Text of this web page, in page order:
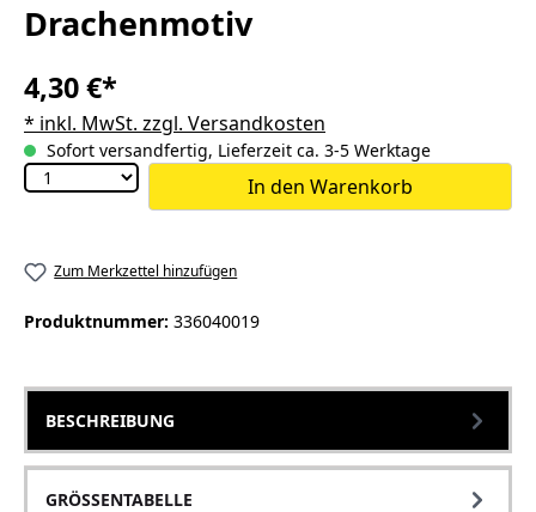
Drachenmotiv
4,30 €*
* inkl. MwSt. zzgl. Versandkosten
Sofort versandfertig, Lieferzeit ca. 3-5 Werktage
In den Warenkorb
Zum Merkzettel hinzufügen
Produktnummer: 336040019
BESCHREIBUNG
GRÖSSENTABELLE